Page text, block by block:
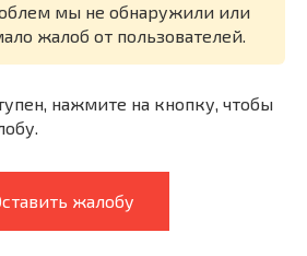
мы не обнаружили или
жалоб от пользователей.
нажмите на кнопку, чтобы
жалобу